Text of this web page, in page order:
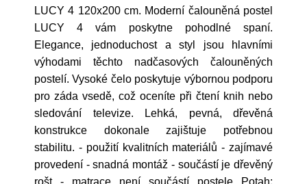
LUCY 4 120x200 cm. Moderní čalouněná postel
LUCY 4 vám poskytne pohodlné spaní.
Elegance, jednoduchost a styl jsou hlavními
výhodami těchto nadčasových čalouněných
postelí. Vysoké čelo poskytuje výbornou podporu
pro záda vsedě, což oceníte při čtení knih nebo
sledování televize. Lehká, pevná, dřevěná
konstrukce dokonale zajištuje potřebnou
stabilitu. - použití kvalitních materiálů - zajímavé
provedení - snadná montáž - součástí je dřevěný
rošt - matrace není součástí postele Potah: